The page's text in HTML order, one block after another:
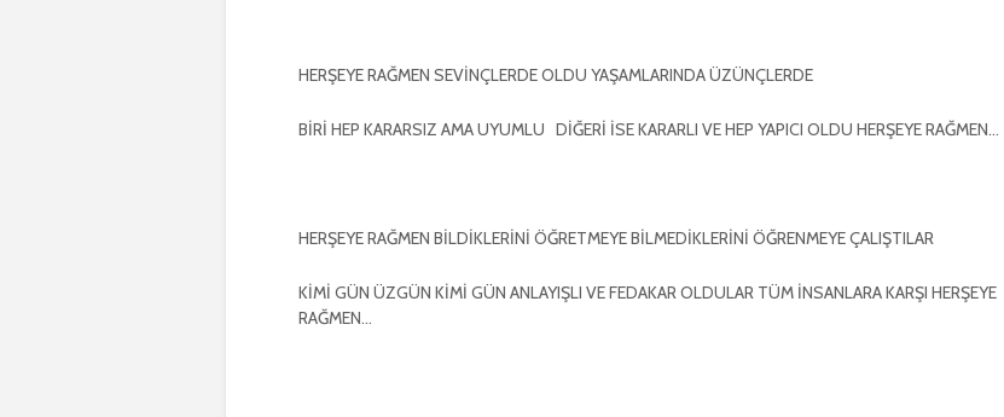
HERŞEYE RAĞMEN SEVİNÇLERDE OLDU YAŞAMLARINDA ÜZÜNÇLERDE
BİRİ HEP KARARSIZ AMA UYUMLU DİĞERİ İSE KARARLI VE HEP YAPICI OLDU HERŞEYE RAĞMEN…
HERŞEYE RAĞMEN BİLDİKLERİNİ ÖĞRETMEYE BİLMEDİKLERİNİ ÖĞRENMEYE ÇALIŞTILAR
KİMİ GÜN ÜZGÜN KİMİ GÜN ANLAYIŞLI VE FEDAKAR OLDULAR TÜM İNSANLARA KARŞI HERŞEYE
RAĞMEN…